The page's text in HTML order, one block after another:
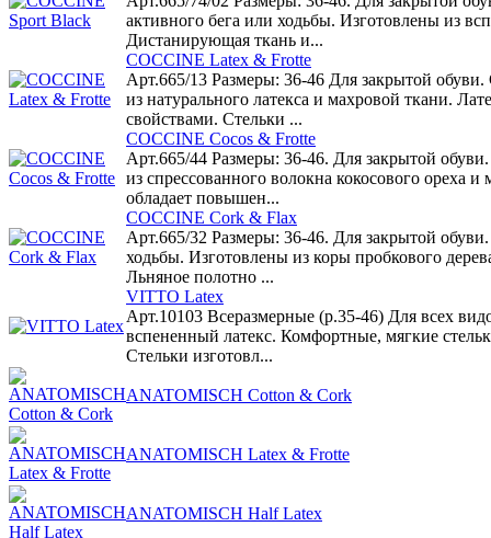
активного бега или ходьбы. Изготовлены из
Дистанирующая ткань и...
COCCINE Latex & Frotte
Арт.665/13 Размеры: 36-46 Для закрытой
из натурального латекса и махровой ткани.
свойствами. Стельки ...
COCCINE Cocos & Frotte
Арт.665/44 Размеры: 36-46. Для закрытой
из спрессованного волокна кокосового ореха
обладает повышен...
COCCINE Cork & Flax
Арт.665/32 Размеры: 36-46. Для закрытой
ходьбы. Изготовлены из коры пробкового
Льняное полотно ...
VITTO Latex
Арт.10103 Всеразмерные (р.35-46) Для всех
вспененный латекс. Комфортные, мягкие
Стельки изготовл...
ANATOMISCH Cotton & Cork
ANATOMISCH Latex & Frotte
ANATOMISCH Half Latex